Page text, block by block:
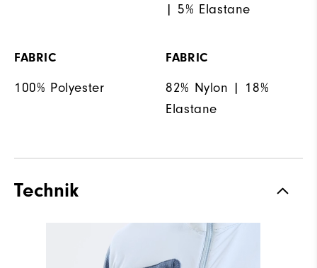
| 5% Elastane
FABRIC
100% Polyester
FABRIC
82% Nylon | 18%
Elastane
Technik